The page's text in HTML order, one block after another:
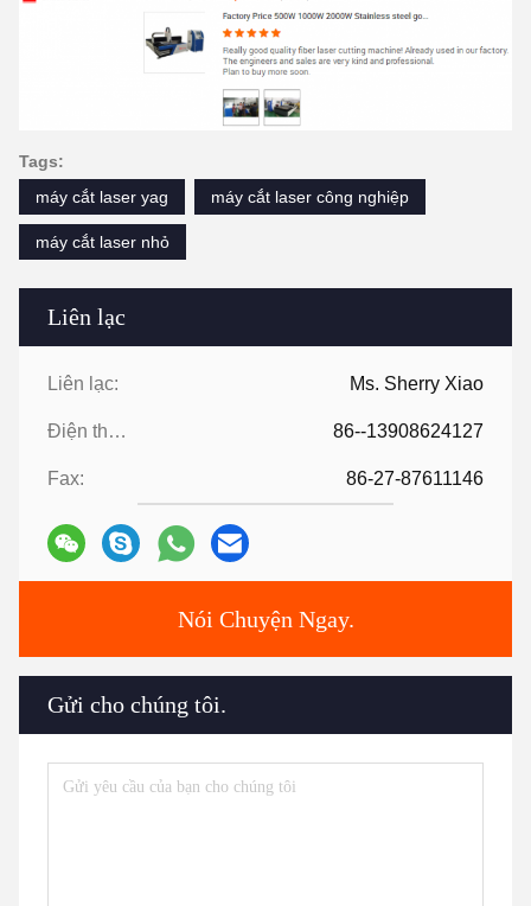
Liên lạc
Liên lạc: Ms. Sherry Xiao
Điện thoại: 86--13908624127
Fax: 86-27-87611146
Nói Chuyện Ngay.
Gửi cho chúng tôi.
Tags:
máy cắt laser yag
máy cắt laser công nghiệp
máy cắt laser nhỏ